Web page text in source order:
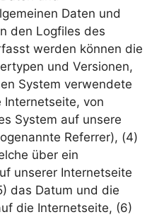
Daten und
den Logfiles des
werden können die
und Versionen,
System verwendete
von
System auf unsere
Referrer), (4)
über ein
unserer Internetseite
das Datum und die
die Internetseite, (6)